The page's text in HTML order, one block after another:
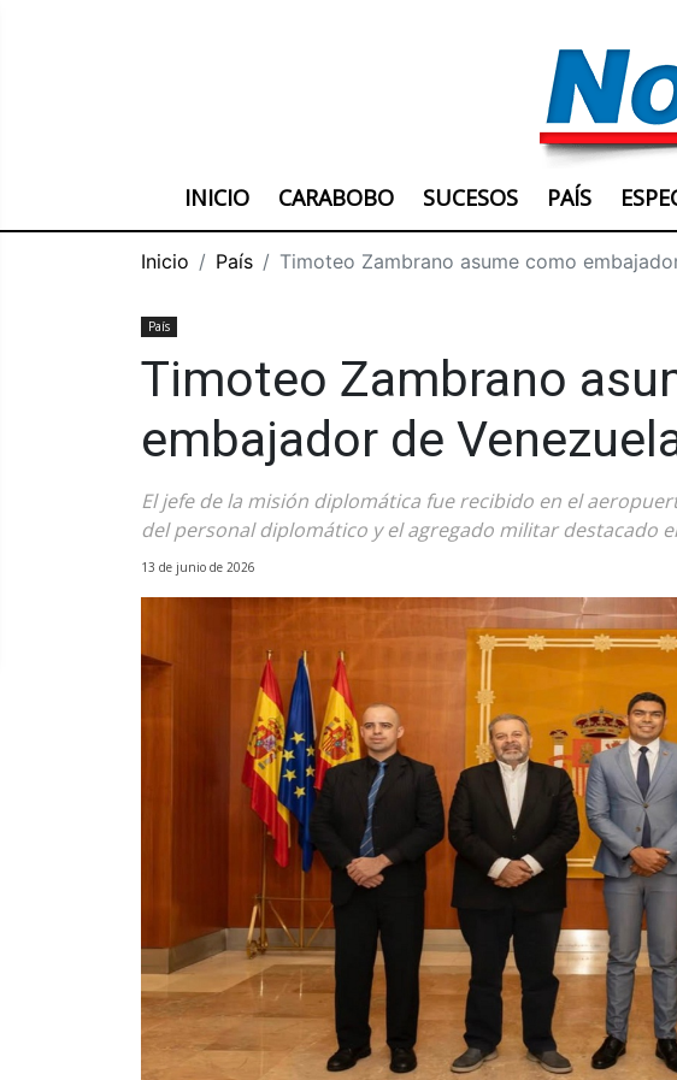
INICIO CARABOBO SUCESOS PAÍS
Inicio País Timoteo Zambrano asume como
País
Timoteo Zambrano
embajador de
El jefe de la misión diplomática fue recibido en el
del personal diplomático y el agregado militar destacado
13 de junio de 2026